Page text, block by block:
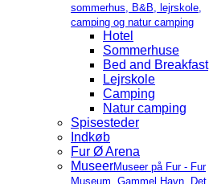
sommerhus, B&B, lejrskole,
camping og natur camping
Hotel
Sommerhuse
Bed and Breakfast
Lejrskole
Camping
Natur camping
Spisesteder
Indkøb
Fur Ø Arena
MuseerMuseer på Fur - Fur
Museum, Gammel Havn, Det